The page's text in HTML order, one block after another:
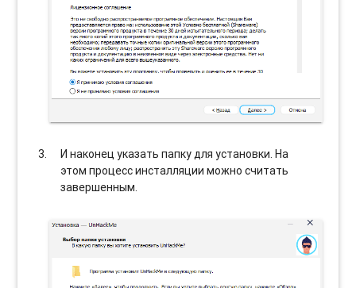
И наконец указать папку для установки. На
этом процесс инсталляции можно считать
завершенным.